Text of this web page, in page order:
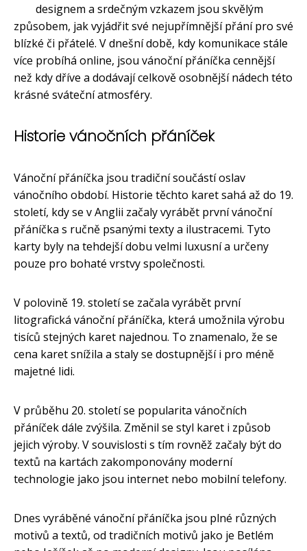
designem a srdečným vzkazem jsou skvělým
způsobem, jak vyjádřit své nejupřímnější přání pro své
blízké či přátelé. V dnešní době, kdy komunikace stále
více probíhá online, jsou vánoční přáníčka cennější
než kdy dříve a dodávají celkově osobnější nádech této
krásné sváteční atmosféry.
Historie vánočních přáníček
Vánoční přáníčka jsou tradiční součástí oslav
vánočního období. Historie těchto karet sahá až do 19.
století, kdy se v Anglii začaly vyrábět první vánoční
přáníčka s ručně psanými texty a ilustracemi. Tyto
karty byly na tehdejší dobu velmi luxusní a určeny
pouze pro bohaté vrstvy společnosti.
V polovině 19. století se začala vyrábět první
litografická vánoční přáníčka, která umožnila výrobu
tisíců stejných karet najednou. To znamenalo, že se
cena karet snížila a staly se dostupnější i pro méně
majetné lidi.
V průběhu 20. století se popularita vánočních
přáníček dále zvýšila. Změnil se styl karet i způsob
jejich výroby. V souvislosti s tím rovněž začaly být do
textů na kartách zakomponovány moderní
technologie jako jsou internet nebo mobilní telefony.
Dnes vyráběné vánoční přáníčka jsou plné různých
motivů a textů, od tradičních motivů jako je Betlém